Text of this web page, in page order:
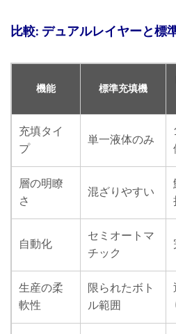
比較: デュアルレイヤーと標
機能 標準充填機
充填タイ
プ
単一液体のみ
層の明瞭
さ
混ざりやすい
自動化
セミオートマ
チック
生産の柔
軟性
限られたボト
ル範囲